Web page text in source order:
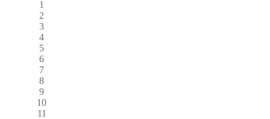
1
2
3
4
5
6
7
8
9
10
11